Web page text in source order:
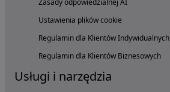
Zasady odpowiedzialnej AI
Ustawienia plików cookie
Regulamin dla Klientów Indywidualnych
Regulamin dla Klientów Biznesowych
Usługi i narzędzia